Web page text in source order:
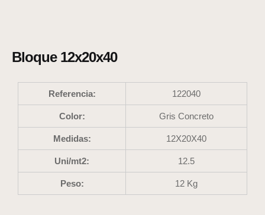
Bloque 12x20x40
Referencia: 122040
Color: Gris Concreto
Medidas: 12X20X40
Uni/mt2: 12.5
Peso: 12 Kg